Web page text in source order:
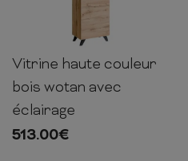
197cm 60cm 40cm
Vitrine haute couleur
bois wotan avec
éclairage
513.00€